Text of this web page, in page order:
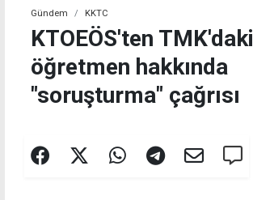
Gündem KKTC
KTOEÖS'ten TMK'daki
öğretmen hakkında
"soruşturma" çağrısı